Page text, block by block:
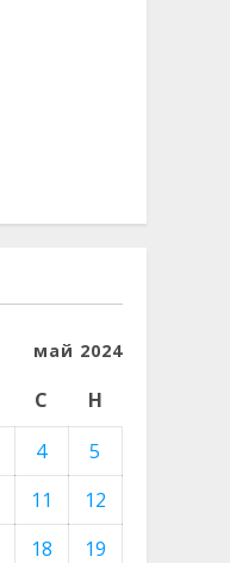
май 2024
С
Н
4
5
11
12
18
19